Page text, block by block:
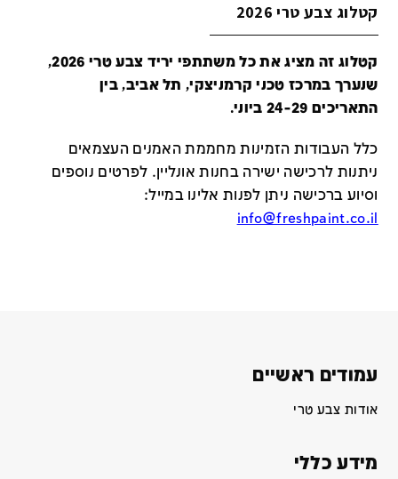
קטלוג צבע טרי 2026
קטלוג זה מציג את כל משתתפי יריד צבע טרי 2026,
שנערך במרכז טכני קרמניצקי, תל אביב, בין
התאריכים 24-29 ביוני.
כלל העבודות הזמינות מחממת האמנים העצמאים
ניתנות לרכישה ישירה בחנות אונליין. לפרטים נוספים
וסיוע ברכישה ניתן לפנות אלינו במייל:
info@freshpaint.co.il
עמודים ראשיים
אודות צבע טרי
מידע כללי